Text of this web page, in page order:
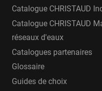
Catalogue CHRISTAUD
Catalogue CHRISTAUD
réseaux d'eaux
Catalogues partenaires
Glossaire
Guides de choix